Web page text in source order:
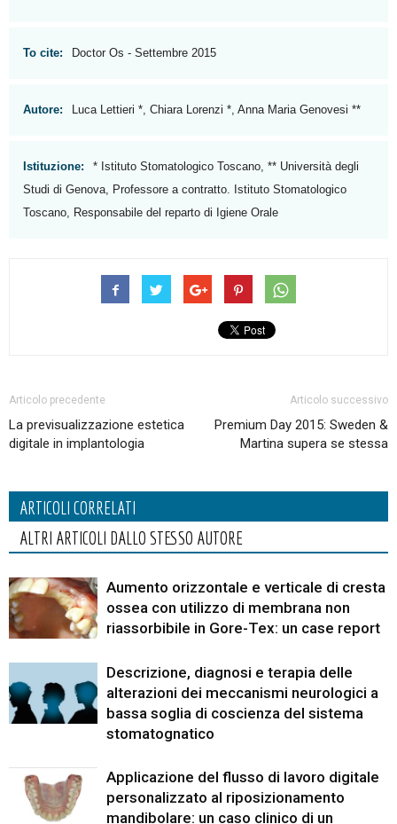
To cite: Doctor Os - Settembre 2015
Autore: Luca Lettieri *, Chiara Lorenzi *, Anna Maria Genovesi **
Istituzione:
* Istituto Stomatologico Toscano, ** Università degli
Studi di Genova, Professore a contratto. Istituto Stomatologico
Toscano, Responsabile del reparto di Igiene Orale
Articolo precedente
La previsualizzazione estetica
digitale in implantologia
Articolo successivo
Premium Day 2015: Sweden &
Martina supera se stessa
ARTICOLI CORRELATI
ALTRI ARTICOLI DALLO STESSO AUTORE
Aumento orizzontale e verticale di cresta
ossea con utilizzo di membrana non
riassorbibile in Gore-Tex: un case report
Descrizione, diagnosi e terapia delle
alterazioni dei meccanismi neurologici a
bassa soglia di coscienza del sistema
stomatognatico
Applicazione del flusso di lavoro digitale
personalizzato al riposizionamento
mandibolare: un caso clinico di un